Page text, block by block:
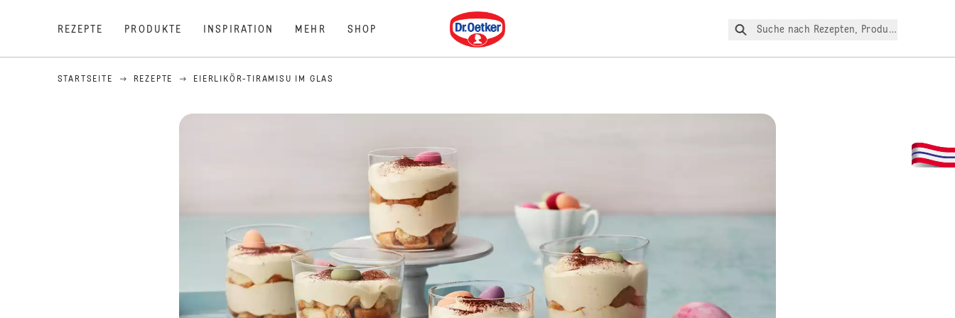
REZEPTE PRODUKTE INSPIRATION MEHR SHOP
Dr. Oetker
Suche nach Rezepten, Produkte, etc.
STARTSEITE REZEPTE EIERLIKÖR-TIRAMISU IM GLAS